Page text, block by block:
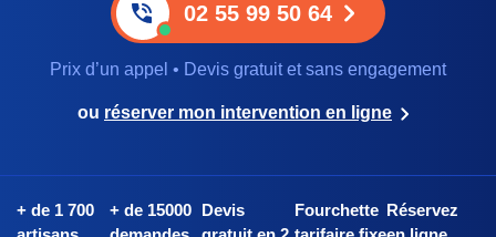
02 55 99 50 64
Prix d’un appel • Devis gratuit et sans engagement
ou réserver mon intervention en ligne
+ de 1 700
+ de 15000
Devis
Fourchette Réservez